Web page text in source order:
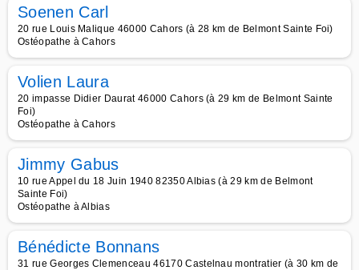
Soenen Carl
20 rue Louis Malique 46000 Cahors (à 28 km de Belmont Sainte Foi)
Ostéopathe à Cahors
Volien Laura
20 impasse Didier Daurat 46000 Cahors (à 29 km de Belmont Sainte
Foi)
Ostéopathe à Cahors
Jimmy Gabus
10 rue Appel du 18 Juin 1940 82350 Albias (à 29 km de Belmont
Sainte Foi)
Ostéopathe à Albias
Bénédicte Bonnans
31 rue Georges Clemenceau 46170 Castelnau montratier (à 30 km de